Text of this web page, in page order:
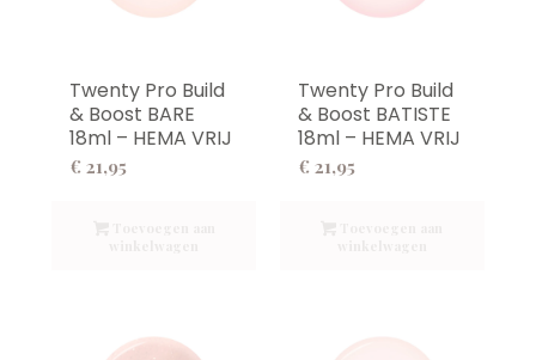
Twenty Pro Build
& Boost BARE
18ml – HEMA VRIJ
€ 21,95
Twenty Pro Build
& Boost BATISTE
18ml – HEMA VRIJ
€ 21,95